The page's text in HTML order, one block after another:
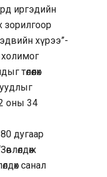
иргэдийн
зорилгоор
хүрээ”-
төлөөлөх
оны 34
дугаар
санал